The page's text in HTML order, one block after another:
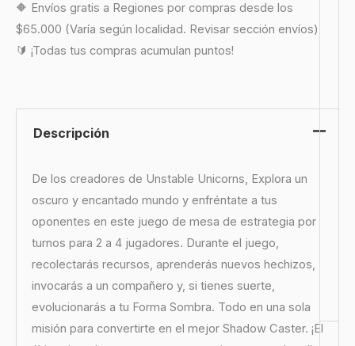
🔶 Envíos gratis a Regiones por compras desde los
$65.000 (Varía según localidad. Revisar sección envíos)
🔰 ¡Todas tus compras acumulan puntos!
Descripción
De los creadores de Unstable Unicorns, Explora un
oscuro y encantado mundo y enfréntate a tus
oponentes en este juego de mesa de estrategia por
turnos para 2 a 4 jugadores. Durante el juego,
recolectarás recursos, aprenderás nuevos hechizos,
invocarás a un compañero y, si tienes suerte,
evolucionarás a tu Forma Sombra. Todo en una sola
misión para convertirte en el mejor Shadow Caster. ¡El